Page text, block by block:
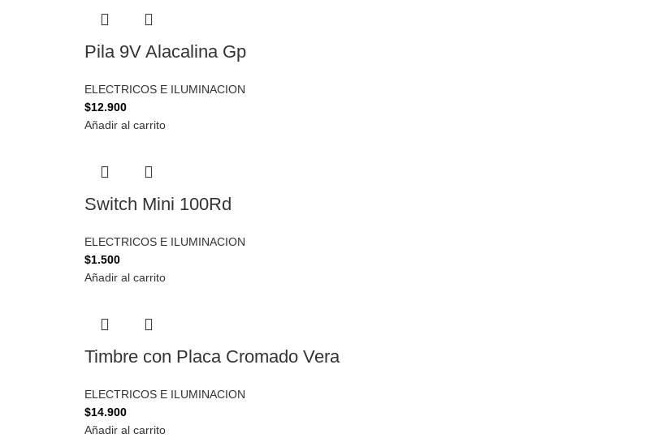
Pila 9V Alacalina Gp
ELECTRICOS E ILUMINACION
$12.900
Añadir al carrito
Switch Mini 100Rd
ELECTRICOS E ILUMINACION
$1.500
Añadir al carrito
Timbre con Placa Cromado Vera
ELECTRICOS E ILUMINACION
$14.900
Añadir al carrito